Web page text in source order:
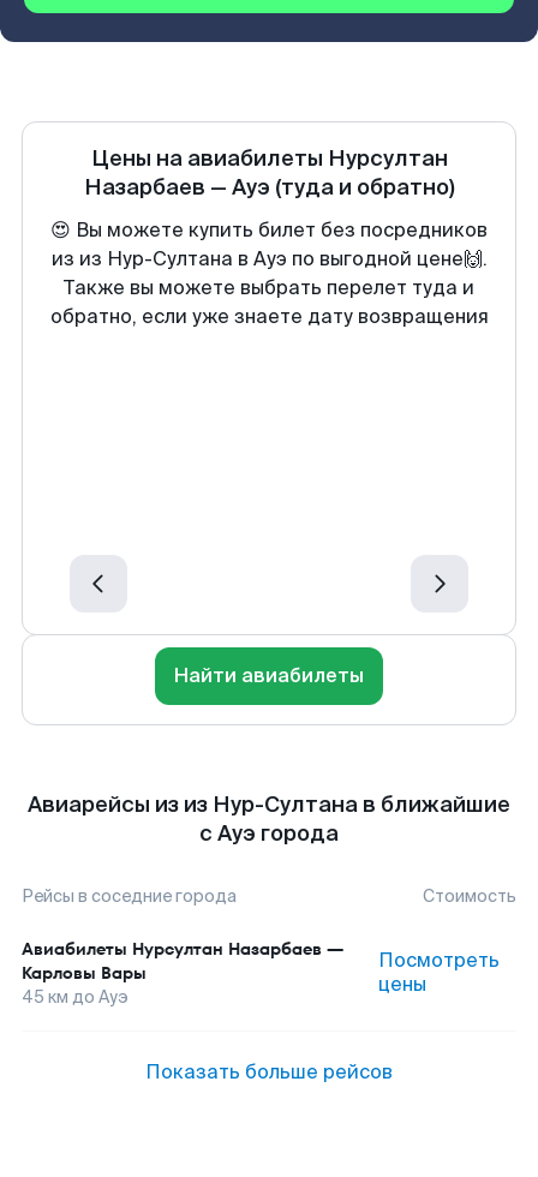
Цены на авиабилеты Нурсултан
Назарбаев — Ауэ (туда и обратно)
😍 Вы можете купить билет без посредников
из из Нур-Султана в Ауэ по выгодной цене🙌.
Также вы можете выбрать перелет туда и
обратно, если уже знаете дату возвращения
Найти авиабилеты
Авиарейсы из из Нур-Султана в ближайшие
с Ауэ города
Рейсы в соседние города Стоимость
Авиабилеты Нурсултан Назарбаев —
Карловы Вары
45 км до Ауэ
Посмотреть
цены
Показать больше рейсов